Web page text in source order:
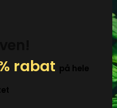
rabat på hele